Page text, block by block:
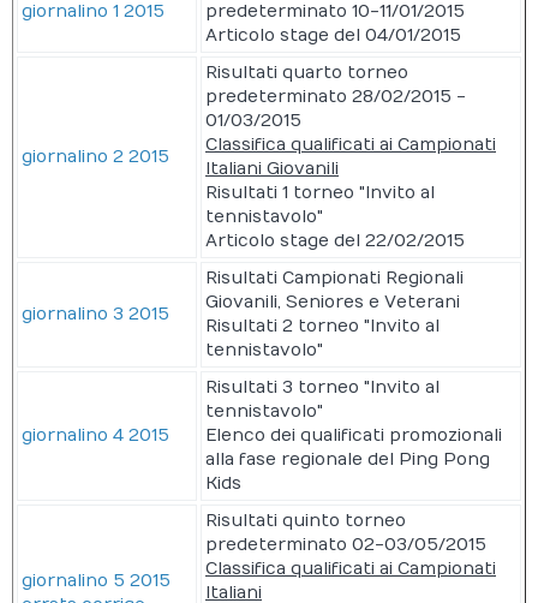
giornalino 1 2015
predeterminato 10-11/01/2015
Articolo stage del 04/01/2015
giornalino 2 2015
Risultati quarto torneo
predeterminato 28/02/2015 -
01/03/2015
Classifica qualificati ai Campionati
Italiani Giovanili
Risultati 1 torneo "Invito al
tennistavolo"
Articolo stage del 22/02/2015
giornalino 3 2015
Risultati Campionati Regionali
Giovanili, Seniores e Veterani
Risultati 2 torneo "Invito al
tennistavolo"
giornalino 4 2015
Risultati 3 torneo "Invito al
tennistavolo"
Elenco dei qualificati promozionali
alla fase regionale del Ping Pong
Kids
giornalino 5 2015
Risultati quinto torneo
predeterminato 02-03/05/2015
Classifica qualificati ai Campionati
Italiani